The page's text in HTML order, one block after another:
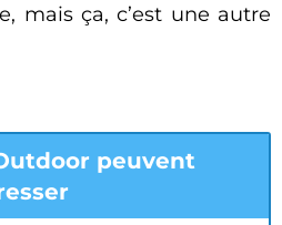
mais ça, c’est une autre
peuvent